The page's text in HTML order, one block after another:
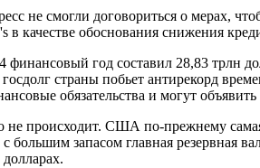
не смогли договориться о мерах,
в качестве обоснования снижения
год составил 28,83 трлн
госдолг страны побьет антирекорд
обязательства и могут
не происходит. США по-прежнему
большим запасом главная резервная